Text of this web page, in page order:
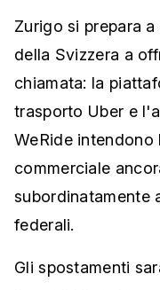
Zurigo si prepara
della Svizzera a
chiamata: la
trasporto Uber e
WeRide intendono
commerciale
subordinatamente
federali.
Gli spostamenti